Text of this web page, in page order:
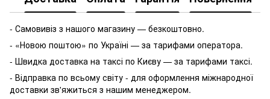
- Самовивіз з нашого магазину — безкоштовно.
- «Новою поштою» по Україні — за тарифами оператора.
- Швидка доставка на таксі по Києву — за тарифами таксі.
- Відправка по всьому світу - для оформлення міжнародної
доставки зв'яжиться з нашим менеджером.